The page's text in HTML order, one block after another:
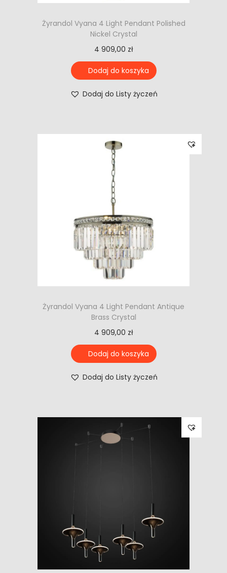
Żyrandol Vyana 4 Light Pendant Polished
Nickel Crystal
4 909,00 zł
Dodaj do koszyka
Dodaj do Listy życzeń
Żyrandol Vyana 4 Light Pendant Antique
Brass Crystal
4 909,00 zł
Dodaj do koszyka
Dodaj do Listy życzeń